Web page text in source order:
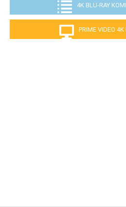
4K BLU-RAY
PRIME VIDEO